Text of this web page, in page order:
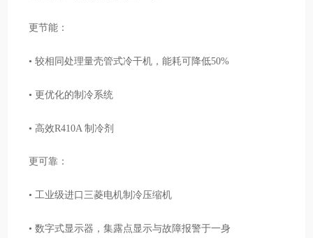
更节能：
• 较相同处理量壳管式冷干机，能耗可降低50%
• 更优化的制冷系统
• 高效R410A 制冷剂
更可靠：
• 工业级进口三菱电机制冷压缩机
• 数字式显示器，集露点显示与故障报警于一身